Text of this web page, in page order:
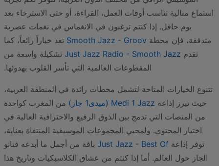
استماع مثالية تناسب أوقات العمل، القراءة، أو حتى الاسترخاء بعد
يوم حافل. إذا كنتم ترغبون في الانغماس في نغمات عصرية
متدفقة، فإن محطة Smooth Jazz - Groov تعد خياراً رائعاً، كما
تقدم Just Jazz Radio - Smooth Jazz تشكيلة واسعة من
المقطوعات العالمية التي تأسر القلوب بهدوئها.
تتنوع الخيارات المتاحة لتشمل محطات رائدة في المنطقة العربية،
حيث تبرز إذاعة Medi 1 Jazz (ميدى1 جاز)
من المغرب كواحدة
من المنصات التي تدمج بين الذوق الرفيع والاحترافية العالية في
اختيار المحتوى. ولمحبي المجموعات الموسيقية المنتقاة بعناية،
توفر إذاعة Just Jazz - Best Of باقة من أجمل ما أبدعه فنانو
الجاز حول العالم. أما إذا كنتم من عشاق الكلاسيكيات وتاريخ هذا